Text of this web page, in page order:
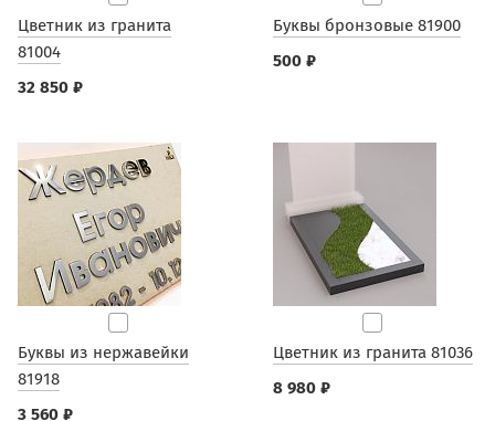
Цветник из гранита
81004
32 850 ₽
Буквы бронзовые 81900
500 ₽
Буквы из нержавейки
81918
3 560 ₽
Цветник из гранита 81036
8 980 ₽